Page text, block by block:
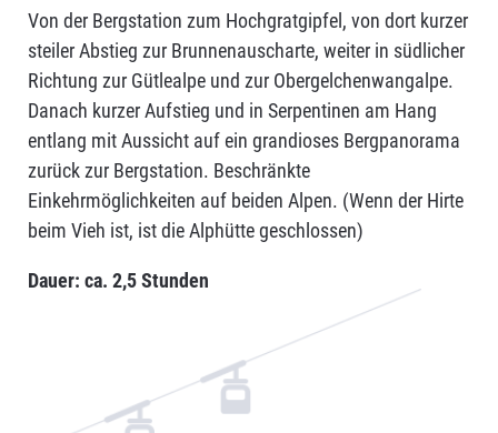
Von der Bergstation zum Hochgratgipfel, von dort kurzer
steiler Abstieg zur Brunnenauscharte, weiter in südlicher
Richtung zur Gütlealpe und zur Obergelchenwangalpe.
Danach kurzer Aufstieg und in Serpentinen am Hang
entlang mit Aussicht auf ein grandioses Bergpanorama
zurück zur Bergstation. Beschränkte
Einkehrmöglichkeiten auf beiden Alpen. (Wenn der Hirte
beim Vieh ist, ist die Alphütte geschlossen)
Dauer: ca. 2,5 Stunden